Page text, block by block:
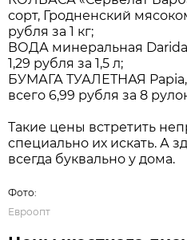
Популярные
заметным ценам